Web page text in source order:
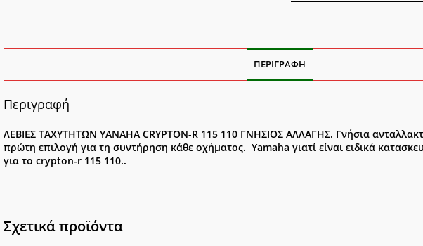
ΠΕΡΙΓΡΑΦΉ
Περιγραφή
ΛΕΒΙΕΣ ΤΑΧΥΤΗΤΩΝ YANAHA CRYPTON-R 115 110 ΓΝΗΣΙΟΣ ΑΛΛΑΓΗΣ. Γνήσια
πρώτη επιλογή για τη συντήρηση κάθε οχήματος. Yamaha γιατί είναι ειδικά
για το crypton-r 115 110..
Σχετικά προϊόντα